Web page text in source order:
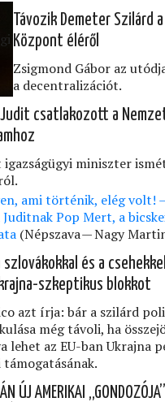
Távozik Demeter Szilárd
Központ éléről
Zsigmond Gábor az
a decentralizációt.
Judit csatlakozott a
igazságügyi miniszter
ami történik, elég
Juditnak Pop Mert, a
(Népszava — Nagy
szlovákokkal és a
szkeptikus blokkot
azt írja: bár a szilárd
még távoli, ha
lehet az EU-ban Ukrajna
ÚJ AMERIKAI